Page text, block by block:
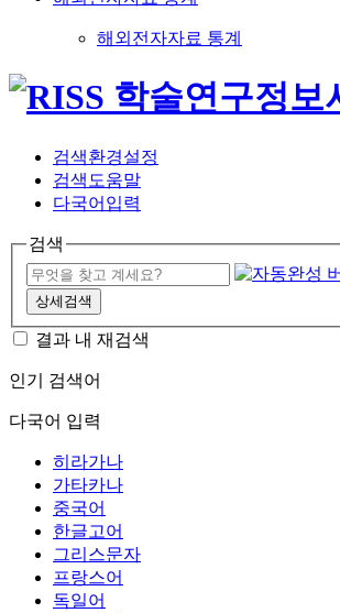
해외전자자료 통계
검색환경설정
검색도움말
다국어입력
검색
상세검색
결과 내 재검색
인기 검색어
다국어 입력
히라가나
가타카나
중국어
한글고어
그리스문자
프랑스어
독일어